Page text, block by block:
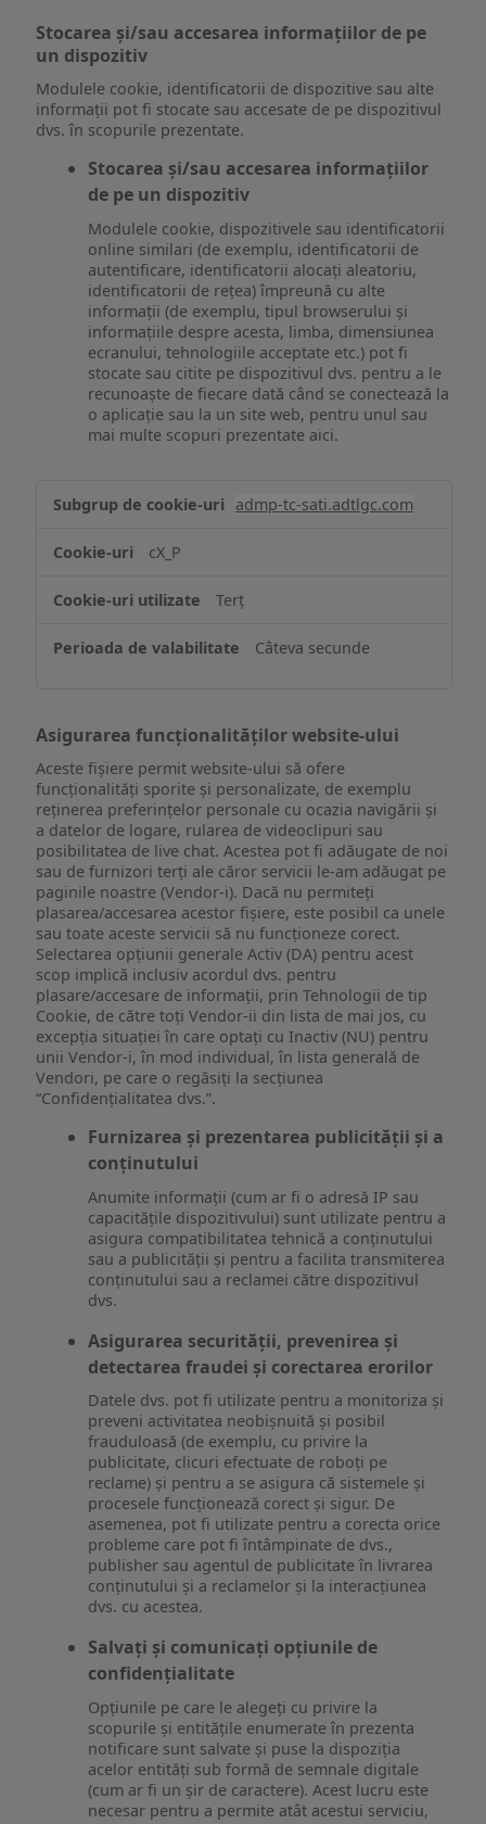
Stocarea și/sau accesarea informațiilor de pe
un dispozitiv
Modulele cookie, identificatorii de dispozitive sau alte
informații pot fi stocate sau accesate de pe dispozitivul
dvs. în scopurile prezentate.
Stocarea și/sau accesarea informațiilor
de pe un dispozitiv
Modulele cookie, dispozitivele sau identificatorii
online similari (de exemplu, identificatorii de
autentificare, identificatorii alocați aleatoriu,
identificatorii de rețea) împreună cu alte
informații (de exemplu, tipul browserului și
informațiile despre acesta, limba, dimensiunea
ecranului, tehnologiile acceptate etc.) pot fi
stocate sau citite pe dispozitivul dvs. pentru a le
recunoaște de fiecare dată când se conectează la
o aplicație sau la un site web, pentru unul sau
mai multe scopuri prezentate aici.
și/sau
informațiilor
pe
dispozitiv
admp-tc-sati.adtlgc.com
cX_P
Terț
Câteva secunde
Asigurarea funcționalităților website-ului
Aceste fișiere permit website-ului să ofere
funcționalități sporite și personalizate, de exemplu
reţinerea preferinţelor personale cu ocazia navigării și
a datelor de logare, rularea de videoclipuri sau
posibilitatea de live chat. Acestea pot fi adăugate de noi
sau de furnizori terți ale căror servicii le-am adăugat pe
paginile noastre (Vendor-i). Dacă nu permiteți
plasarea/accesarea acestor fișiere, este posibil ca unele
sau toate aceste servicii să nu funcționeze corect.
Selectarea opțiunii generale Activ (DA) pentru acest
scop implică inclusiv acordul dvs. pentru
plasare/accesare de informații, prin Tehnologii de tip
Cookie, de către toți Vendor-ii din lista de mai jos, cu
excepția situației în care optați cu Inactiv (NU) pentru
unii Vendor-i, în mod individual, în lista generală de
Vendori, pe care o regăsiți la secțiunea
“Confidențialitatea dvs.”.
Furnizarea și prezentarea publicității și a
conținutului
Anumite informații (cum ar fi o adresă IP sau
capacitățile dispozitivului) sunt utilizate pentru a
asigura compatibilitatea tehnică a conținutului
sau a publicității și pentru a facilita transmiterea
conținutului sau a reclamei către dispozitivul
dvs.
Asigurarea securității, prevenirea și
detectarea fraudei și corectarea erorilor
Datele dvs. pot fi utilizate pentru a monitoriza și
preveni activitatea neobișnuită și posibil
frauduloasă (de exemplu, cu privire la
publicitate, clicuri efectuate de roboți pe
reclame) și pentru a se asigura că sistemele și
procesele funcționează corect și sigur. De
asemenea, pot fi utilizate pentru a corecta orice
probleme care pot fi întâmpinate de dvs.,
publisher sau agentul de publicitate în livrarea
conținutului și a reclamelor și la interacțiunea
dvs. cu acestea.
Salvați și comunicați opțiunile de
confidențialitate
Opțiunile pe care le alegeți cu privire la
scopurile și entitățile enumerate în prezenta
notificare sunt salvate și puse la dispoziția
acelor entități sub formă de semnale digitale
(cum ar fi un șir de caractere). Acest lucru este
necesar pentru a permite atât acestui serviciu,